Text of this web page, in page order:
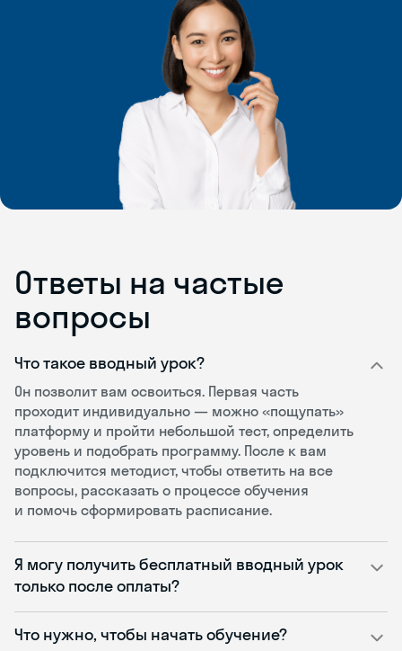
Ответы на частые
вопросы
Что такое вводный урок?
Он позволит вам освоиться. Первая часть
проходит индивидуально — можно «пощупать»
платформу и пройти небольшой тест, определить
уровень и подобрать программу. После к вам
подключится методист, чтобы ответить на все
вопросы, рассказать о процессе обучения
и помочь сформировать расписание.
Я могу получить бесплатный вводный урок
только после оплаты?
Что нужно, чтобы начать обучение?